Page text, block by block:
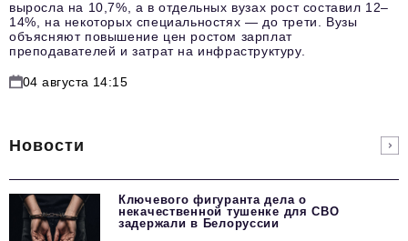
выросла на 10,7%, а в отдельных вузах рост составил 12–
14%, на некоторых специальностях — до трети. Вузы
объясняют повышение цен ростом зарплат
преподавателей и затрат на инфраструктуру.
04 августа 14:15
Новости
Ключевого фигуранта дела о
некачественной тушенке для СВО
задержали в Белоруссии